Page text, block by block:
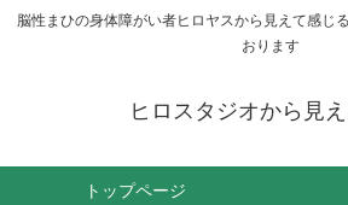
脳性まひの身体障がい者ヒロヤスから見えて感じ
おります
ヒロスタジオから見
トップページ